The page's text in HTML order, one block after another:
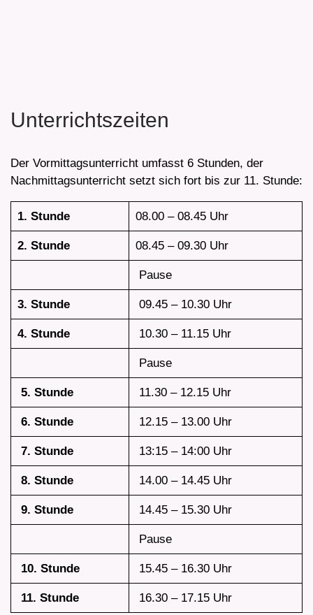
Unterrichtszeiten
Der Vormittagsunterricht umfasst 6 Stunden, der
Nachmittagsunterricht setzt sich fort bis zur 11. Stunde:
1. Stunde 08.00 – 08.45 Uhr
2. Stunde 08.45 – 09.30 Uhr
Pause
3. Stunde 09.45 – 10.30 Uhr
4. Stunde 10.30 – 11.15 Uhr
Pause
5. Stunde 11.30 – 12.15 Uhr
6. Stunde 12.15 – 13.00 Uhr
7. Stunde 13:15 – 14:00 Uhr
8. Stunde 14.00 – 14.45 Uhr
9. Stunde 14.45 – 15.30 Uhr
Pause
10. Stunde 15.45 – 16.30 Uhr
11. Stunde 16.30 – 17.15 Uhr